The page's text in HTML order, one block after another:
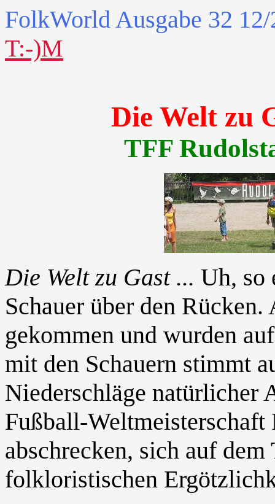
FolkWorldAusgabe 32
T:-)M
Die Welt zu
TFF
Die Welt zu Gast ... Uh, so
Schauer über den
gekommen und wurden
mit den Schauern stimmt
Niederschläge natürlicher
Fußball-
abschrecken, sich auf
folkloristischen